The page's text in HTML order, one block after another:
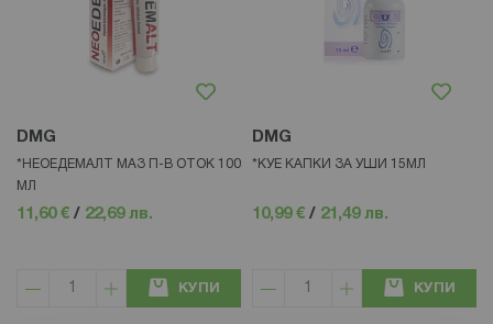
DMG
*НЕОЕДЕМАЛТ МАЗ П-В ОТОК 100
МЛ
11,60 € / 22,69 лв.
КУПИ
DMG
*КУЕ КАПКИ ЗА УШИ 15МЛ
10,99 € / 21,49 лв.
КУПИ